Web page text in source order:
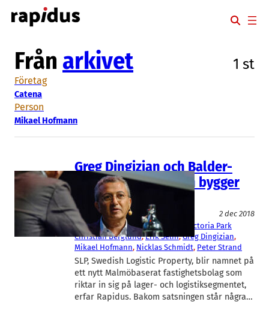
Hoppa
till
Från arkivet 1 st
Företag
Catena
Person
Mikael Hofmann
Greg Dingizian och Balder-
grundaren Erik Selin bygger
nytt Malmöbolag
Bygg/Fastighet Logistik
2 dec 2018
Balder, Catena, Er-Ho Bygg
Victoria Park
Christian Berglund, Erik Selin, Greg Dingizian
Mikael Hofmann, Nicklas Schmidt, Peter Strand
SLP, Swedish Logistic Property, blir namnet på
ett nytt Malmöbaserat fastighetsbolag som
riktar in sig på lager- och logistiksegmentet,
erfar Rapidus. Bakom satsningen står några…